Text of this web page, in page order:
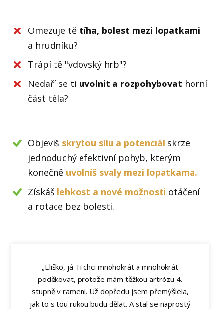
Omezuje tě tíha, bolest mezi lopatkami
a hrudníku?
Trápí tě "vdovský hrb"?
Nedaří se ti uvolnit a rozpohybovat horní
část těla?
Objevíš skrytou sílu a potenciál skrze
jednoduchý efektivní pohyb, kterým
konečně uvolníš svaly mezi lopatkama.
Získáš lehkost a nové možnosti otáčení
a rotace bez bolesti.
„Eliško, já Ti chci mnohokrát a mnohokrát
poděkovat, protože mám těžkou artrózu 4.
stupně v rameni. Už dopředu jsem přemýšlela,
jak to s tou rukou budu dělat. A stal se naprostý